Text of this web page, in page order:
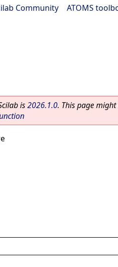
Community ATOMS
is2026.1.0. This page